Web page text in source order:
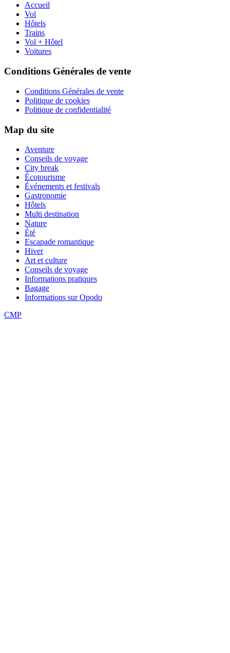
Accueil
Vol
Hôtels
Trains
Vol + Hôtel
Voitures
Conditions Générales de vente
Conditions Générales de vente
Politique de cookies
Politique de confidentialité
Map du site
Aventure
Conseils de voyage
City break
Écotourisme
Événements et festivals
Gastronomie
Hôtels
Multi destination
Nature
Été
Escapade romantique
Hiver
Art et culture
Conseils de voyage
Informations pratiques
Bagage
Informations sur Opodo
CMP